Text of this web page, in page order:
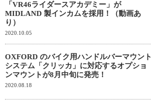
「VR46ライダースアカデミー」が
MIDLAND 製インカムを採用！（動画あ
り）
2020.10.05
OXFORD のバイク用ハンドルバーマウント
システム「クリッカ」に対応するオプショ
ンマウントが8月中旬に発売！
2020.08.18